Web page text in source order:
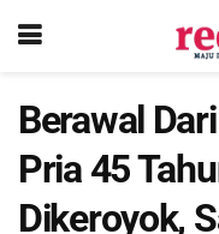
Berawal
Pria 45
Dikeroyok,